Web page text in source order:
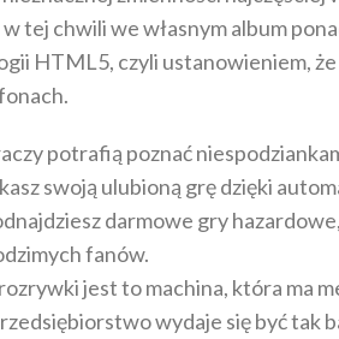
tej chwili we własnym album
HTML5, czyli ustanowieniem,
potrafią poznać
swoją ulubioną grę dzięki
darmowe gry
fanów.
jest to machina, która ma
wydaje się być tak